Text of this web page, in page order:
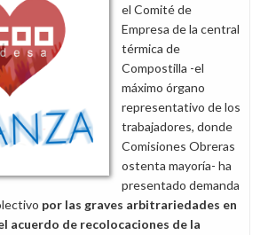
el Comité de
Empresa de la central
térmica de
Compostilla -el
máximo órgano
representativo de los
trabajadores, donde
Comisiones Obreras
ostenta mayoría- ha
presentado demanda
por las graves arbitrariedades en
acuerdo de recolocaciones de la